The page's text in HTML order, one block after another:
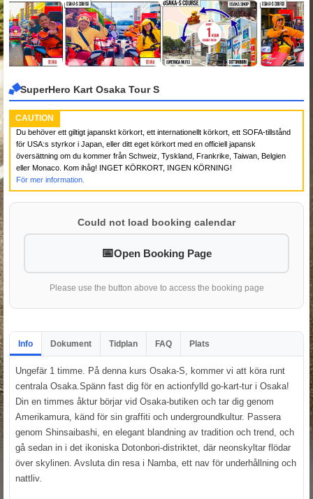
SuperHero Kart Osaka Tour S
CAUTION
Du behöver ett giltigt japanskt körkort, ett internationellt körkort, ett SOFA-tillstånd
för USA:s styrkor i Japan, eller ditt eget körkort med en officiell japansk
översättning om du kommer från Schweiz, Tyskland, Frankrike, Taiwan, Belgien
eller Monaco. Kom ihåg! INGET KÖRKORT, INGEN KÖRNING!
För mer information.
Could not load booking calendar
Open Booking Page
Please use the button above to access the booking page
Info Dokument Tidplan FAQ Plats
Ungefär 1 timme. På denna kurs Osaka-S, kommer vi att köra runt
centrala Osaka.Spänn fast dig för en actionfylld go-kart-tur i Osaka!
Din en timmes åktur börjar vid Osaka-butiken och tar dig genom
Amerikamura, känd för sin graffiti och undergroundkultur. Passera
genom Shinsaibashi, en elegant blandning av tradition och trend, och
gå sedan in i det ikoniska Dotonbori-distriktet, där neonskyltar flödar
över skylinen. Avsluta din resa i Namba, ett nav för underhållning och
nattliv.